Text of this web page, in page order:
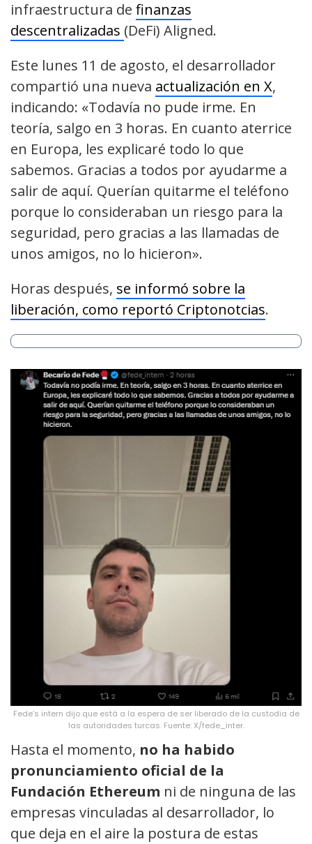
infraestructura de finanzas
descentralizadas (DeFi) Aligned.
Este lunes 11 de agosto, el desarrollador
compartió una nueva actualización en X,
indicando: «Todavía no pude irme. En
teoría, salgo en 3 horas. En cuanto aterrice
en Europa, les explicaré todo lo que
sabemos. Gracias a todos por ayudarme a
salir de aquí. Querían quitarme el teléfono
porque lo consideraban un riesgo para la
seguridad, pero gracias a las llamadas de
unos amigos, no lo hicieron».
Horas después, se informó sobre la
liberación, como reportó Criptonotcias.
Fede’s intern dijo que está a la espera de ser liberado de la custodia de
las autoridades turcas. Fuente: X/fede_inter.
Hasta el momento, no ha habido
pronunciamiento oficial de la
Fundación Ethereum ni de ninguna de las
empresas vinculadas al desarrollador, lo
que deja en el aire la postura de estas